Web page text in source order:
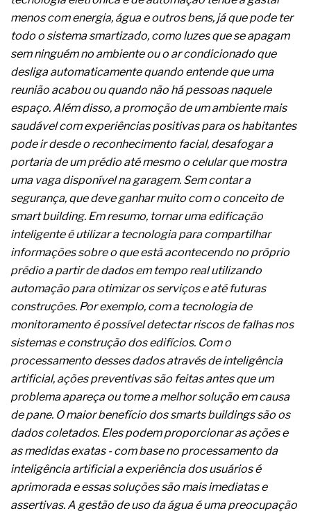
A prevenção clínica da coceira no ânus
Os sintomas clínicos do teratoma de ovário
O tratamento médico da síndrome da fadiga
crônica
As causas médicas da queda dos cabelos ou
calvície
Quando a gestão é o obstáculo para o resultado
positivo
Os procedimentos para a inspeção em estruturas
hidráulicas de concreto de obras
O movimento regular reduz em 19% o risco de
morte precoce e melhora o metabolismo
O desenvolvimento de indicadores nas atividades
de governança das organizações
O desenho industrial ganha espaço como
estratégia competitiva nas empresas
As variações dimensionais dos produtos de
materiais cimentícios com fibra de vidro
A próxima vantagem competitiva não está no
modelo de IA
complexa ficou ainda mais humana
menos com energia, água e outros bens, já que pode ter
todo o sistema smartizado, como luzes que se apagam
sem ninguém no ambiente ou o ar condicionado que
desliga automaticamente quando entende que uma
reunião acabou ou quando não há pessoas naquele
espaço. Além disso, a promoção de um ambiente mais
saudável com experiências positivas para os habitantes
pode ir desde o reconhecimento facial, desafogar a
portaria de um prédio até mesmo o celular que mostra
uma vaga disponível na garagem. Sem contar a
segurança, que deve ganhar muito com o conceito de
smart building. Em resumo, tornar uma edificação
inteligente é utilizar a tecnologia para compartilhar
informações sobre o que está acontecendo no próprio
prédio a partir de dados em tempo real utilizando
automação para otimizar os serviços e até futuras
construções. Por exemplo, com a tecnologia de
monitoramento é possível detectar riscos de falhas nos
sistemas e construção dos edifícios. Com o
processamento desses dados através de inteligência
artificial, ações preventivas são feitas antes que um
problema apareça ou tome a melhor solução em causa
de pane. O maior benefício dos smarts buildings são os
dados coletados. Eles podem proporcionar as ações e
as medidas exatas - com base no processamento da
inteligência artificial a experiência dos usuários é
aprimorada e essas soluções são mais imediatas e
assertivas. A gestão de uso da água é uma preocupação